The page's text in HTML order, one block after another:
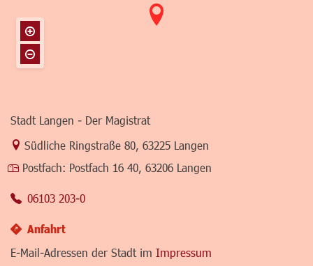
Stadt Langen - Der Magistrat
Link zur Google-Maps Navigation
Südliche Ringstraße 80 63225 Langen
Postfach: Postfach 16 40, 63206 Langen
06103 203-0
Anfahrt
E-Mail-Adressen der Stadt im Impressum